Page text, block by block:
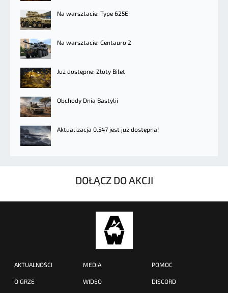
Na warsztacie: Type 625E
Na warsztacie: Centauro 2
Już dostępne: Złoty Bilet
Obchody Dnia Bastylii
Aktualizacja 0.547 jest już dostępna!
DOŁĄCZ DO AKCJI
AKTUALNOŚCI
O GRZE
MEDIA
WIDEO
POMOC
DISCORD